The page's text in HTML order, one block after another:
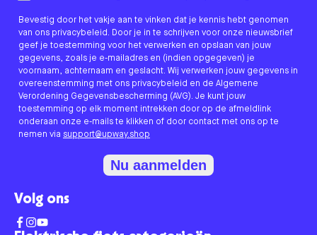
Bevestig door het vakje aan te vinken dat je kennis hebt genomen
van ons privacybeleid. Door je in te schrijven voor onze nieuwsbrief
geef je toestemming voor het verwerken en opslaan van jouw
gegevens, zoals je e-mailadres en (indien opgegeven) je
voornaam, achternaam en geslacht. Wij verwerken jouw gegevens in
overeenstemming met ons privacybeleid en de Algemene
Verordening Gegevensbescherming (AVG). Je kunt jouw
toestemming op elk moment intrekken door op de afmeldlink
onderaan onze e-mails te klikken of door contact met ons op te
nemen via support@upway.shop
Nu aanmelden
Volg ons